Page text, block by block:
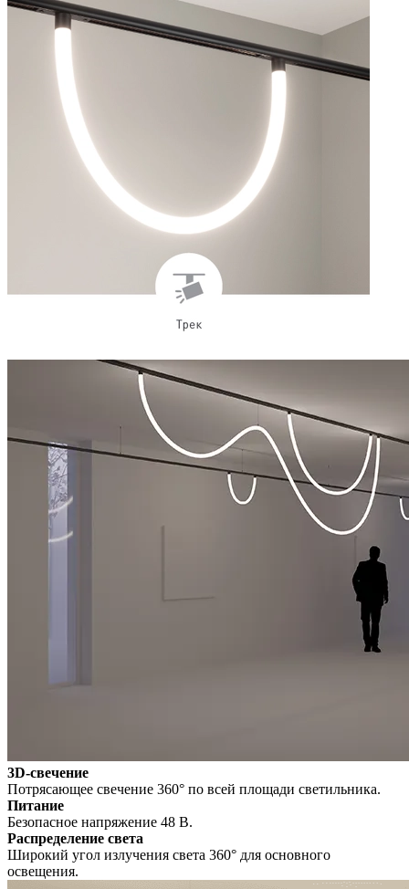
3D-свечение
Потрясающее свечение 360° по всей площади светильника.
Питание
Безопасное напряжение 48 В.
Распределение света
Широкий угол излучения света 360° для основного
освещения.